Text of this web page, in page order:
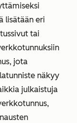
lisätään eri
tai
jota
näkyy
julkaistuja